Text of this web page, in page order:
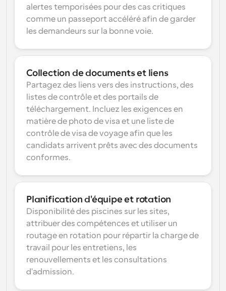
alertes temporisées pour des cas critiques
comme un passeport accéléré afin de garder
les demandeurs sur la bonne voie.
Collection de documents et liens
Partagez des liens vers des instructions, des
listes de contrôle et des portails de
téléchargement. Incluez les exigences en
matière de photo de visa et une liste de
contrôle de visa de voyage afin que les
candidats arrivent prêts avec des documents
conformes.
Planification d'équipe et rotation
Disponibilité des piscines sur les sites,
attribuer des compétences et utiliser un
routage en rotation pour répartir la charge de
travail pour les entretiens, les
renouvellements et les consultations
d'admission.